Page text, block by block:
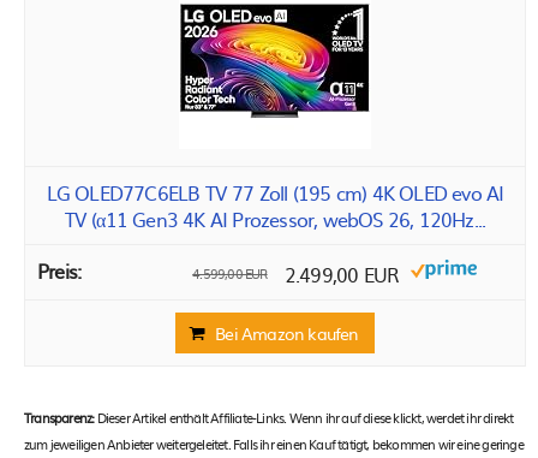
LG OLED77C6ELB TV 77 Zoll (195 cm) 4K OLED evo AI
TV (α11 Gen3 4K AI Prozessor, webOS 26, 120Hz...
4.599,00 EUR 2.499,00 EUR
Bei Amazon kaufen
Transparenz:Dieser Artikel enthält Affiliate-Links. Wenn ihr auf diese klickt, werdet ihr direkt
zum jeweiligen Anbieter weitergeleitet. Falls ihr einen Kauf tätigt, bekommen wir eine geringe